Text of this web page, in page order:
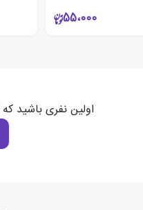
55،000
اولین نفری باشید